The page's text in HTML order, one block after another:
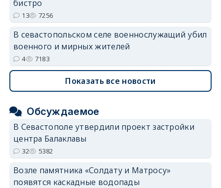
бистро
13 7256
В севастопольском селе военнослужащий убил
военного и мирных жителей
4 7183
Показать все новости
Обсуждаемое
В Севастополе утвердили проект застройки
центра Балаклавы
32 5382
Возле памятника «Солдату и Матросу»
появятся каскадные водопады